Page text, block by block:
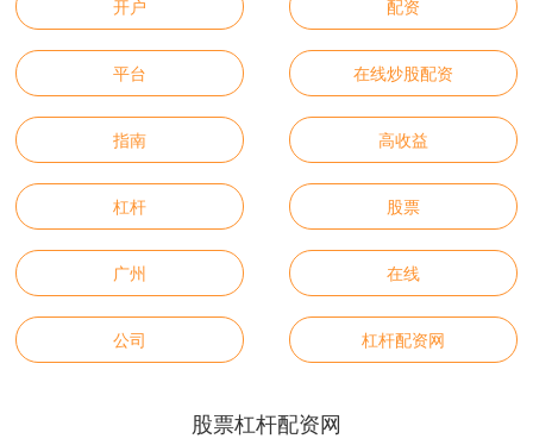
开户 配资
平台 在线炒股配资
指南 高收益
杠杆 股票
广州 在线
公司 杠杆配资网
股票杠杆配资网